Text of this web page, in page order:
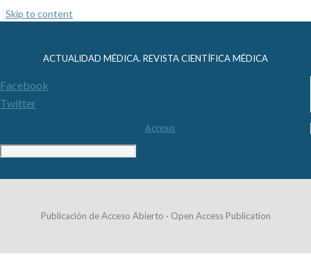
Skip to content
ACTUALIDAD MÉDICA. REVISTA CIENTÍFICA MÉDICA
Facebook
Twitter
Acceso
Publicación de Acceso Abierto · Open Access Publication